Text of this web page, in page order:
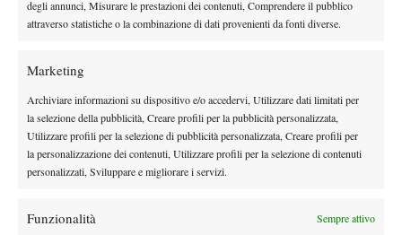
degli annunci, Misurare le prestazioni dei contenuti, Comprendere il pubblico
attraverso statistiche o la combinazione di dati provenienti da fonti diverse.
Marketing
Archiviare informazioni su dispositivo e/o accedervi, Utilizzare dati limitati per
la selezione della pubblicità, Creare profili per la pubblicità personalizzata,
Utilizzare profili per la selezione di pubblicità personalizzata, Creare profili per
la personalizzazione dei contenuti, Utilizzare profili per la selezione di contenuti
personalizzati, Sviluppare e migliorare i servizi.
Funzionalità Sempre attivo
Lui ha meno pause di Snoop Dogg
Ferrer, che parte come prima testa di serie nel tradizionale torneo
arrivare al quarto titolo di fila: si parte da Tommy Haas per poi
passare ad Isner e Anderson, sempre fastidiosi sul cemento, con
Monfils che dopo le buone prestazioni di Doha appare ben più di
una mina vagante.
una volta tanto, non appare totalmente chiuso nonostante si